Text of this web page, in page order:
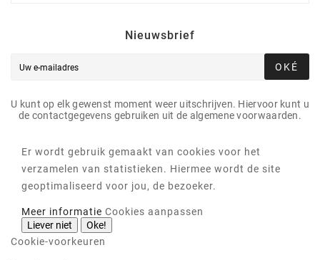
Nieuwsbrief
OKÉ
U kunt op elk gewenst moment weer uitschrijven. Hiervoor kunt u
de contactgegevens gebruiken uit de algemene voorwaarden.
Er wordt gebruik gemaakt van cookies voor het
verzamelen van statistieken. Hiermee wordt de site
geoptimaliseerd voor jou, de bezoeker.
Meer informatie Cookies aanpassen
Liever niet
Oke!
Cookie-voorkeuren